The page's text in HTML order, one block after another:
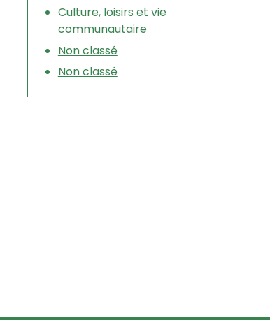
Culture, loisirs et vie
communautaire
Non classé
Non classé